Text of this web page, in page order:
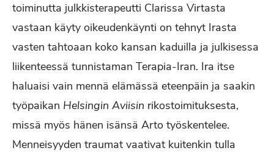
toiminutta julkkisterapeutti Clarissa Virtasta
vastaan käyty oikeudenkäynti on tehnyt Irasta
vasten tahtoaan koko kansan kaduilla ja julkisessa
liikenteessä tunnistaman Terapia-Iran. Ira itse
haluaisi vain mennä elämässä eteenpäin ja saakin
työpaikan Helsingin Aviisin rikostoimituksesta,
missä myös hänen isänsä Arto työskentelee.
Menneisyyden traumat vaativat kuitenkin tulla